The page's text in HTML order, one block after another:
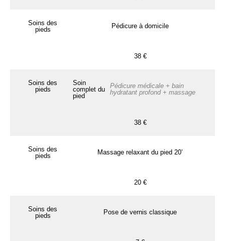
Soins des
pieds
Pédicure à domicile
38 €
Soins des
pieds
Soin
complet du
pied
Pédicure médicale + bain
hydratant profond + massage
38 €
Soins des
pieds
Massage relaxant du pied 20’
20 €
Soins des
pieds
Pose de vernis classique